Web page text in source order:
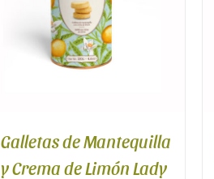
Galletas de Mantequilla
y Crema de Limón Lady